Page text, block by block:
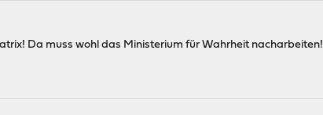
Da muss wohl das Ministerium für Wahrheit nacharbeiten!